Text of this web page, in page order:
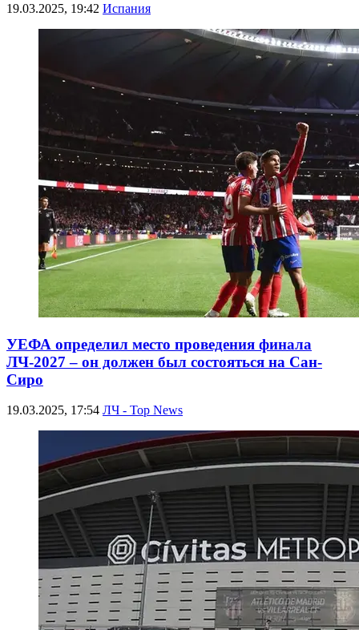
19.03.2025, 19:42 Испания
УЕФА определил место проведения финала
ЛЧ-2027 – он должен был состояться на Сан-
Сиро
19.03.2025, 17:54 ЛЧ - Top News